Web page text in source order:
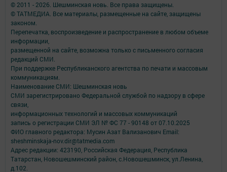
© 2011 - 2026. Шешминская новь. Все права защищены.
© ТАТМЕДИА. Все материалы, размещенные на сайте, защищены
законом.
Перепечатка, воспроизведение и распространение в любом объеме
информации,
размещенной на сайте, возможна только с письменного согласия
редакций СМИ.
При поддержке Республиканского агентства по печати и массовым
коммуникациям.
Наименование СМИ: Шешминская новь
СМИ зарегистрировано Федеральной службой по надзору в сфере
связи,
информационных технологий и массовых коммуникаций
запись о регистрации СМИ ЭЛ № ФС 77 - 90148 от 07.10.2025
ФИО главного редактора: Мусин Азат Вализанович Email:
sheshminskaja-nov.dir@tatmedia.com
Адрес редакции: 423190, Российская Федерация, Республика
Татарстан, Новошешминский район, с.Новошешминск, ул.Ленина,
д.102.